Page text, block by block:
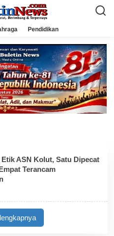
Pendidikan
ASN Kolut, Satu Dipecat
Terancam